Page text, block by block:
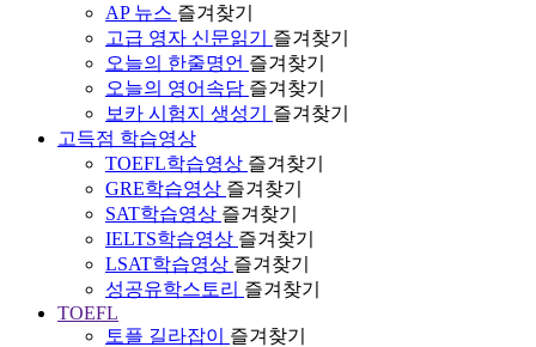
AP 뉴스 즐겨찾기
고급 영자 신문읽기
즐겨찾기
오늘의 한줄명언 즐겨찾기
오늘의 영어속담 즐겨찾기
보카 시험지 생성기
즐겨찾기
고득점 학습영상
TOEFL학습영상 즐겨찾기
GRE학습영상 즐겨찾기
SAT학습영상 즐겨찾기
IELTS학습영상 즐겨찾기
LSAT학습영상 즐겨찾기
성공유학스토리 즐겨찾기
TOEFL
토플 길라잡이
즐겨찾기